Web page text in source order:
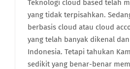
Teknologi cloud based telah
yang tidak terpisahkan.
berbasis cloud atau cloud
yang telah banyak dikenal
Indonesia. Tetapi tahukan
sedikit yang benar-benar